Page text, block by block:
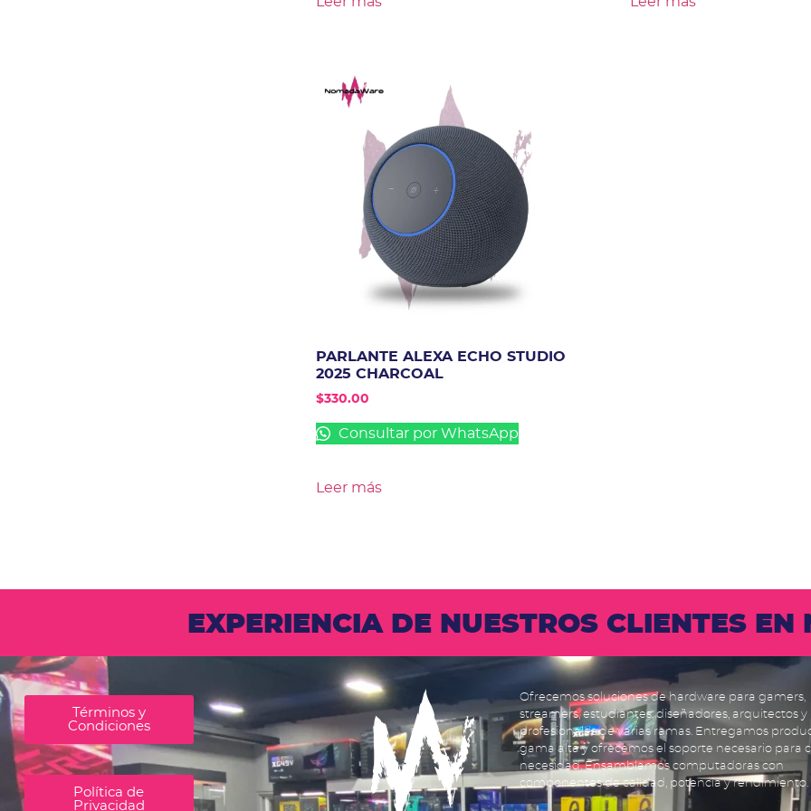
PARLANTE ALEXA ECHO STUDIO
2025 CHARCOAL
$330.00
Consultar por WhatsApp
Leer más
EXPERIENCIA DE NUESTROS CLIENTES
Términos y
Condiciones
Política de
Privacidad
Ofrecemos soluciones de hardware para gamers,
streamers, estudiantes, diseñadores, arquitectos y
profesionales de varias ramas. Entregamos
gama alta y ofrecemos el soporte necesario para
necesidad. Ensamblamos computadoras con
componentes de calidad, potencia y rendimiento.